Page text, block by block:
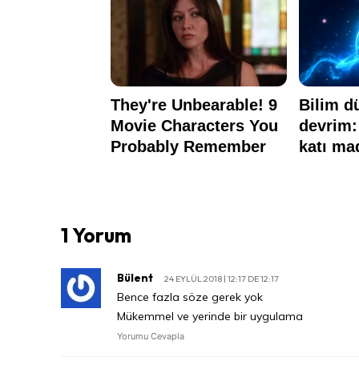
1 Yorum
Bülent 24 EYLÜL 2018 | 12:17 DE 12:17
Bence fazla söze gerek yok
Mükemmel ve yerinde bir uygulama
Yorumu Cevapla